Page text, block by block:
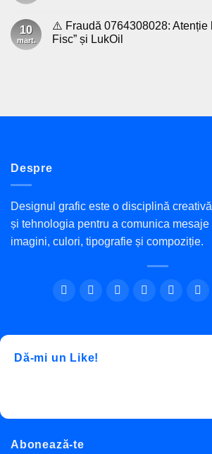
Râmnicu
Sărat
la
Realizare
grafică
10
mart.
⚠️ Fraudă 0764308028: Atenție
Fisc” și LukOil
la
LukOil
Despre
Designul grafic este o disciplină
și tehnologia pentru a comunica
imagini, culori, tipografie și compoziție.
Dă-mi un Like!
Abonează-te